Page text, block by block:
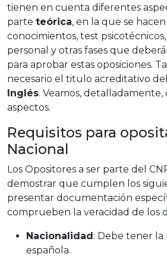
tienen en cuenta diferentes
parte teórica, en la que se
conocimientos, test
personal y otras fases que
para aprobar estas oposiciones.
necesario el titulo acreditativo del
Inglés. Veamos,
aspectos.
Requisitos para
Nacional
Los Opositores a ser parte del
demostrar que cumplen los
presentar documentación
comprueben la veracidad de los
Nacionalidad : Debe tener la
española.